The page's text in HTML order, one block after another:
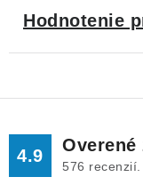
Hodnotenie
4.9
Overené
576 recenzií.